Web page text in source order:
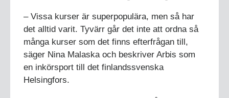
– Vissa kurser är superpopulära, men så har
det alltid varit. Tyvärr går det inte att ordna så
många kurser som det finns efterfrågan till,
säger Nina Malaska och beskriver Arbis som
en inkörsport till det finlandssvenska
Helsingfors.